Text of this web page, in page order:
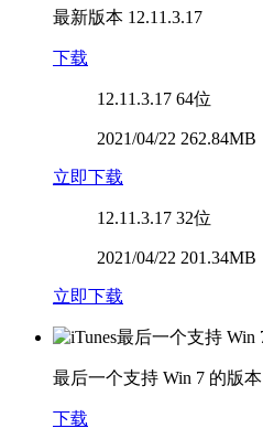
最新版本 12.11.3.17
下载
12.11.3.17 64位
2021/04/22 262.84MB
立即下载
12.11.3.17 32位
2021/04/22 201.34MB
立即下载
最后一个支持 Win 7 的版本
下载